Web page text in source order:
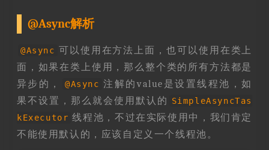
@Async解析
@Async
可以使用在方法上面，也可以使用在类上
面，如果在类上使用，那么整个类的所有方法都是
异步的，
@Async 注解的value是设置线程池，如
果不设置，那么就会使用默认的
SimpleAsyncTas
kExecutor 线程池，不过在实际使用中，我们肯定
不能使用默认的，应该自定义一个线程池。